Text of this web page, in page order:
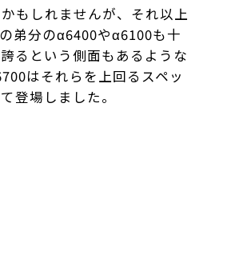
もしれませんが、それ以上
弟分のα6400やα6100も十
るという側面もあるような
はそれらを上回るスペッ
登場しました。